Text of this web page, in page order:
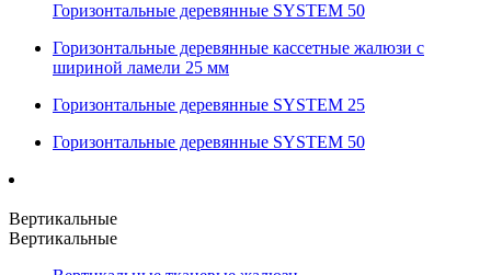
Горизонтальные деревянные SYSTEM 50
Горизонтальные деревянные кассетные жалюзи с
шириной ламели 25 мм
Горизонтальные деревянные SYSTEM 25
Горизонтальные деревянные SYSTEM 50
Вертикальные
Вертикальные